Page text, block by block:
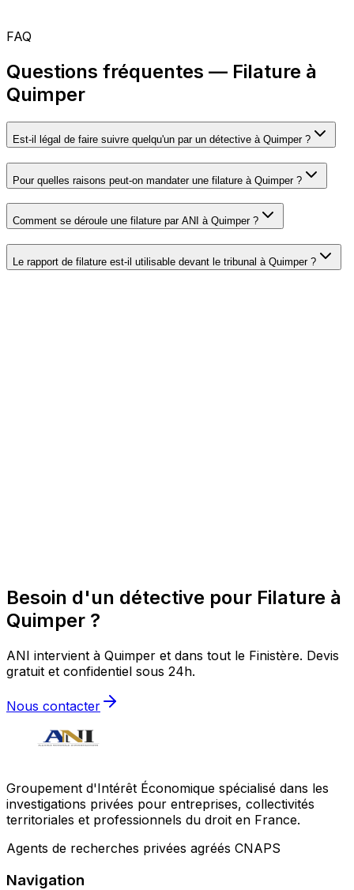
FAQ
Questions fréquentes — Filature à
Quimper
Est-il légal de faire suivre quelqu'un par un détective à Quimper ?
Pour quelles raisons peut-on mandater une filature à Quimper ?
Comment se déroule une filature par ANI à Quimper ?
Le rapport de filature est-il utilisable devant le tribunal à Quimper ?
Besoin d'un détective pour Filature à
Quimper ?
ANI intervient à Quimper et dans tout le Finistère. Devis
gratuit et confidentiel sous 24h.
Nous contacter
Groupement d'Intérêt Économique spécialisé dans les
investigations privées pour entreprises, collectivités
territoriales et professionnels du droit en France.
Agents de recherches privées agréés CNAPS
Navigation